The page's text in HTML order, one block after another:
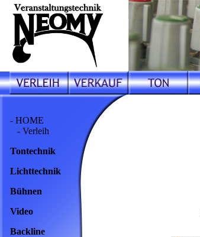
- HOME
- Verleih
Tontechnik
Lichttechnik
Bühnen
Video
Backline